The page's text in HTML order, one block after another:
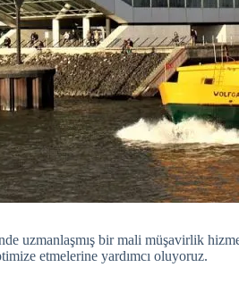
uzmanlaşmış bir mali müşavirlik
etmelerine yardımcı oluyoruz.